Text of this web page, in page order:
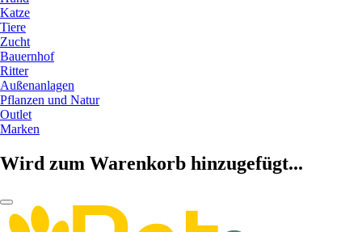
Katze
Tiere
Zucht
Bauernhof
Ritter
Außenanlagen
Pflanzen und Natur
Outlet
Marken
Wird zum Warenkorb hinzugefügt...